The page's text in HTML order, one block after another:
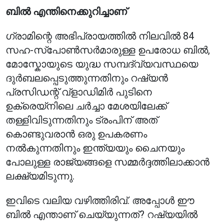
ബിൽ എന്തിനെക്കുറിച്ചാണ്
ഗ്രാമിന്റെ അഭിപ്രായത്തിൽ നിലവിൽ 84
സഹ-സ്പോൺസർമാരുള്ള ഉപരോധ ബിൽ,
മോസ്കോയുടെ യുദ്ധ സമ്പദ്‌വ്യവസ്ഥയെ
ദുർബലപ്പെടുത്തുന്നതിനും റഷ്യൻ
പ്രസിഡന്റ് വ്‌ളാഡിമിർ പുടിനെ
ഉക്രെയ്‌നിലെ ചർച്ചാ മേശയിലേക്ക്
തള്ളിവിടുന്നതിനും ട്രംപിന് അത്
കൊണ്ടുവരാൻ ഒരു ഉപകരണം
നൽകുന്നതിനും ഇന്ത്യയും ചൈനയും
പോലുള്ള രാജ്യങ്ങളെ സമ്മർദ്ദത്തിലാക്കാൻ
ലക്ഷ്യമിടുന്നു.
ഇവിടെ വലിയ വഴിത്തിരിവ്. അപ്പോൾ ഈ
ബിൽ എന്താണ് ചെയ്യുന്നത്? റഷ്യയിൽ